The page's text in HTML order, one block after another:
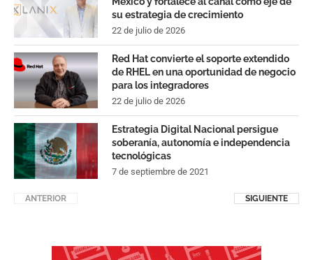
su estrategia de crecimiento
22 de julio de 2026
Red Hat convierte el soporte extendido
de RHEL en una oportunidad de negocio
para los integradores
22 de julio de 2026
Estrategia Digital Nacional persigue
soberanía, autonomía e independencia
tecnológicas
7 de septiembre de 2021
ANTERIOR SIGUIENTE